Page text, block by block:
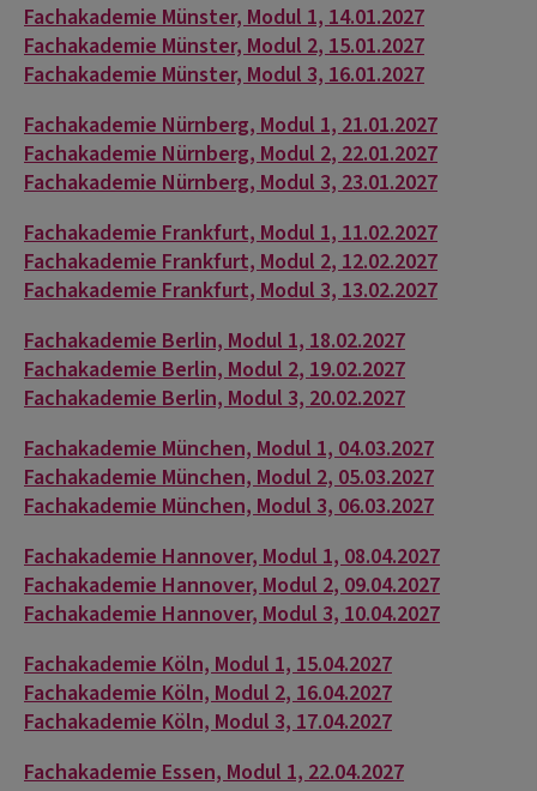
Fachakademie Münster, Modul 1, 14.01.2027
Fachakademie Münster, Modul 2, 15.01.2027
Fachakademie Münster, Modul 3, 16.01.2027
Fachakademie Nürnberg, Modul 1, 21.01.2027
Fachakademie Nürnberg, Modul 2, 22.01.2027
Fachakademie Nürnberg, Modul 3, 23.01.2027
Fachakademie Frankfurt, Modul 1, 11.02.2027
Fachakademie Frankfurt, Modul 2, 12.02.2027
Fachakademie Frankfurt, Modul 3, 13.02.2027
Fachakademie Berlin, Modul 1, 18.02.2027
Fachakademie Berlin, Modul 2, 19.02.2027
Fachakademie Berlin, Modul 3, 20.02.2027
Fachakademie München, Modul 1, 04.03.2027
Fachakademie München, Modul 2, 05.03.2027
Fachakademie München, Modul 3, 06.03.2027
Fachakademie Hannover, Modul 1, 08.04.2027
Fachakademie Hannover, Modul 2, 09.04.2027
Fachakademie Hannover, Modul 3, 10.04.2027
Fachakademie Köln, Modul 1, 15.04.2027
Fachakademie Köln, Modul 2, 16.04.2027
Fachakademie Köln, Modul 3, 17.04.2027
Fachakademie Essen, Modul 1, 22.04.2027